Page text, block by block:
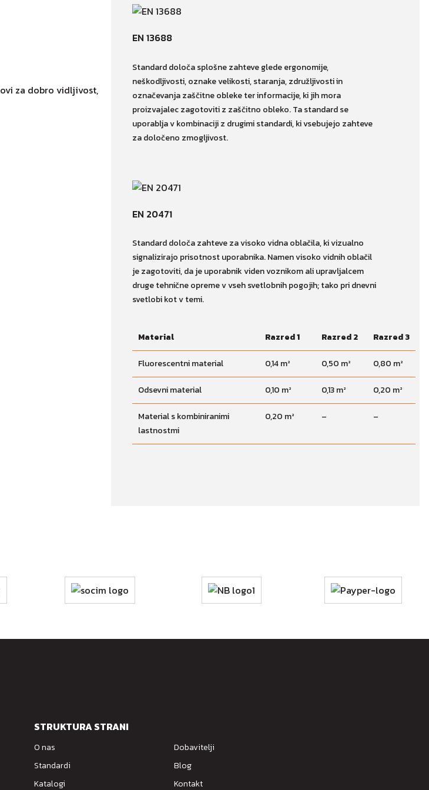
za dobro vidljivost,
EN 13688
Standard določa splošne zahteve glede ergonomije,
neškodljivosti, oznake velikosti, staranja, združljivosti in
označevanja zaščitne obleke ter informacije, ki jih mora
proizvajalec zagotoviti z zaščitno obleko. Ta standard se
uporablja v kombinaciji z drugimi standardi, ki vsebujejo zahteve
za določeno zmogljivost.
EN 20471
Standard določa zahteve za visoko vidna oblačila, ki vizualno
signalizirajo prisotnost uporabnika. Namen visoko vidnih oblačil
je zagotoviti, da je uporabnik viden voznikom ali upravljalcem
druge tehnične opreme v vseh svetlobnih pogojih; tako pri dnevni
svetlobi kot v temi.
Material Razred 1 Razred 2 Razred 3
Fluorescentni material 0,14 m² 0,50 m² 0,80 m²
Odsevni material 0,10 m² 0,13 m² 0,20 m²
Material s kombiniranimi
lastnostmi
0,20 m² – –
STRUKTURA STRANI
O nas
Standardi
Katalogi
Dobavitelji
Blog
Kontakt